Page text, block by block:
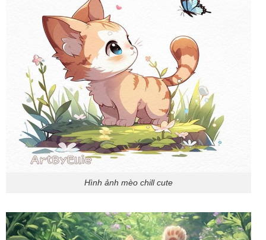
Hình ảnh mèo chill cute